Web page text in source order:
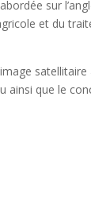
sur
et du
satellitaire
ainsi que le